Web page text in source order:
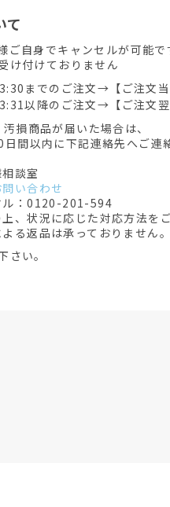
て
自身でキャンセルが可能で
け付けておりません
までのご注文→【ご注文
以降のご注文→【ご注文
損商品が届いた場合は、
日間以内に下記連絡先へご連
談室
い合わせ
ル：0120-201-594
、状況に応じた対応方法を
る返品は承っておりません。
さい。